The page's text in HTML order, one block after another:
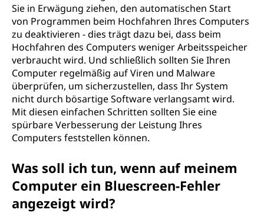
Sie in Erwägung ziehen, den automatischen Start
von Programmen beim Hochfahren Ihres Computers
zu deaktivieren - dies trägt dazu bei, dass beim
Hochfahren des Computers weniger Arbeitsspeicher
verbraucht wird. Und schließlich sollten Sie Ihren
Computer regelmäßig auf Viren und Malware
überprüfen, um sicherzustellen, dass Ihr System
nicht durch bösartige Software verlangsamt wird.
Mit diesen einfachen Schritten sollten Sie eine
spürbare Verbesserung der Leistung Ihres
Computers feststellen können.
Was soll ich tun, wenn auf meinem
Computer ein Bluescreen-Fehler
angezeigt wird?